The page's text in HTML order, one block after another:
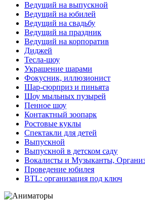
Ведущий на выпускной
Ведущий на юбилей
Ведущий на свадьбу
Ведущий на праздник
Ведущий на корпоратив
Диджей
Тесла-шоу
Украшение шарами
Фокусник, иллюзионист
Шар-сюрприз и пиньята
Шоу мыльных пузырей
Пенное шоу
Контактный зоопарк
Ростовые куклы
Спектакли для детей
Выпускной
Выпускной в детском саду
Вокалисты и Музыканты,
Проведение юбилея
BTL: организация под ключ